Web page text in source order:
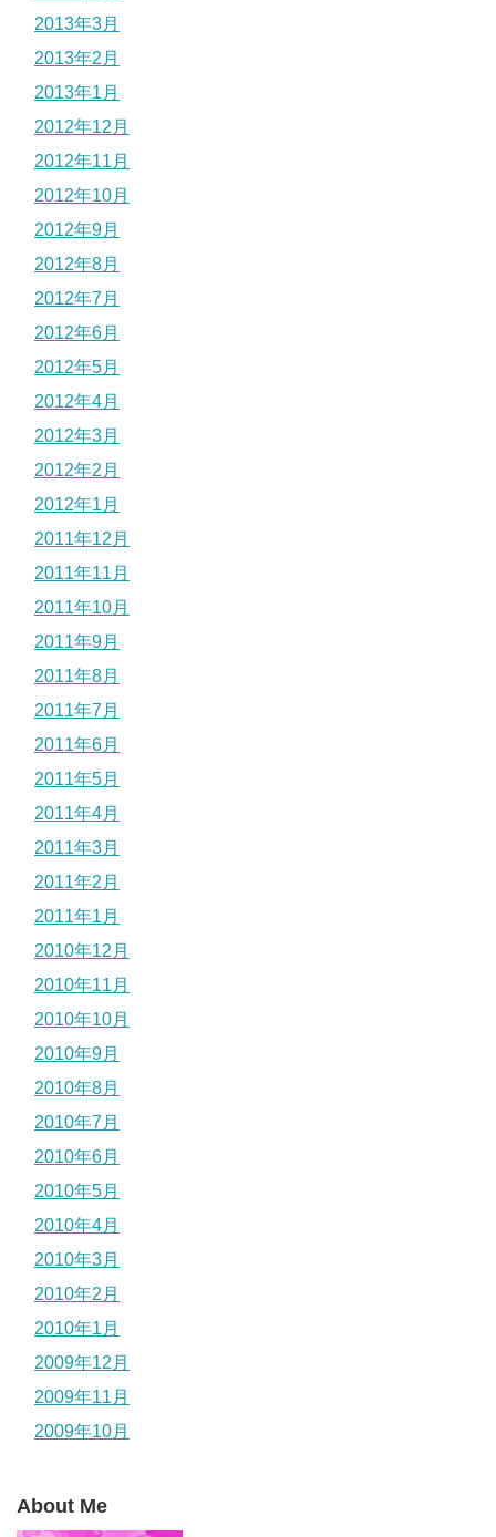
2013年3月
2013年2月
2013年1月
2012年12月
2012年11月
2012年10月
2012年9月
2012年8月
2012年7月
2012年6月
2012年5月
2012年4月
2012年3月
2012年2月
2012年1月
2011年12月
2011年11月
2011年10月
2011年9月
2011年8月
2011年7月
2011年6月
2011年5月
2011年4月
2011年3月
2011年2月
2011年1月
2010年12月
2010年11月
2010年10月
2010年9月
2010年8月
2010年7月
2010年6月
2010年5月
2010年4月
2010年3月
2010年2月
2010年1月
2009年12月
2009年11月
2009年10月
About Me